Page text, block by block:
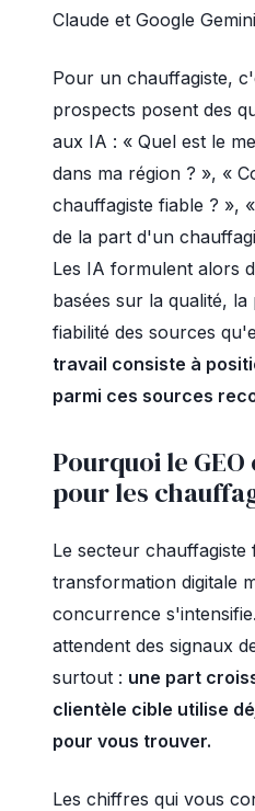
Claude et Google
Pour un chauffagiste,
prospects posent des
aux IA : « Quel est le
dans ma région ? », «
chauffagiste fiable ? »,
de la part d'un
Les IA formulent alors
basées sur la qualité,
fiabilité des sources
travail consiste à
parmi ces sources
Pourquoi le
pour les
Le secteur chauffagiste
transformation digitale
concurrence
attendent des signaux
surtout : une part
clientèle cible utilise
pour vous trouver.
Les chiffres qui vous